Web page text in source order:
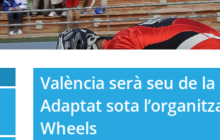
València serà seu de la
Adaptat sota
Wheels